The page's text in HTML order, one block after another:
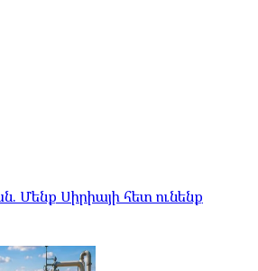
Մենք Սիրիայի հետ ունենք